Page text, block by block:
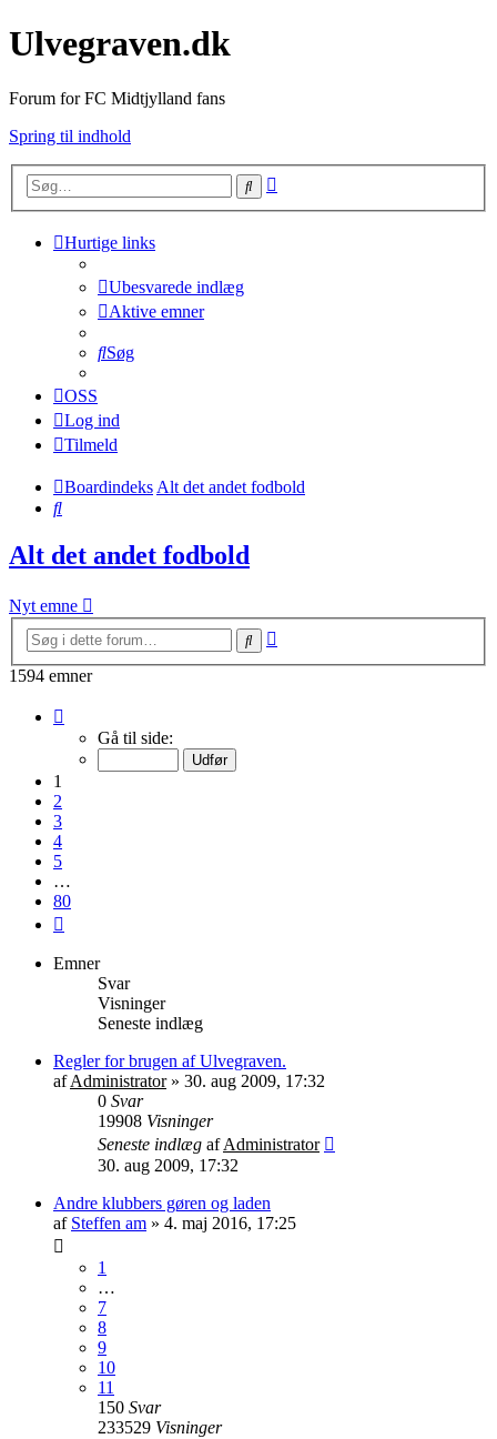
Ulvegraven.dk
Forum for FC Midtjylland fans
Spring til indhold
Søg
Hurtige links
Ubesvarede indlæg
Aktive emner
Søg
OSS
Log ind
Tilmeld
BoardindeksAlt det andet fodbold
Søg
Alt det andet fodbold
Nyt emne
Søg
1594 emner
Gå til side:
1
2
3
4
5
…
80
Emner
Svar
Visninger
Seneste indlæg
Regler for brugen af Ulvegraven.
afAdministrator» 30. aug 2009, 17:32
0 Svar
19908 Visninger
Seneste indlæg afAdministrator
30. aug 2009, 17:32
Andre klubbers gøren og laden
af Steffen am » 4. maj 2016, 17:25
1
…
7
8
9
10
11
150 Svar
233529 Visninger